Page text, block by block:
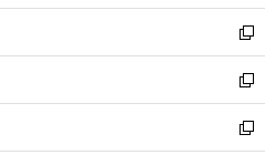
ウ
ィ
ン
ド
ウ
で
開
し
い
ウ
ィ
ン
ド
新
し
い
ウ
ィ
新
し
い
新